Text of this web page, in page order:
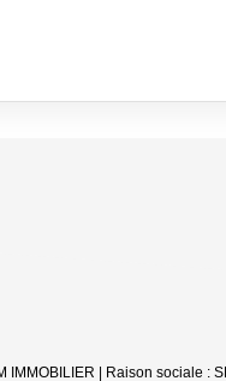
IMMOBILIER | Raison sociale :